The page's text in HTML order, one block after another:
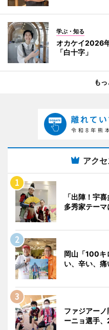
学ぶ・知る
オカケイ2026
「白十字」
も
アク
「出陣！宇
多秀家テー
岡山「100
い、辛い、
ファジアー
ーニョ選手